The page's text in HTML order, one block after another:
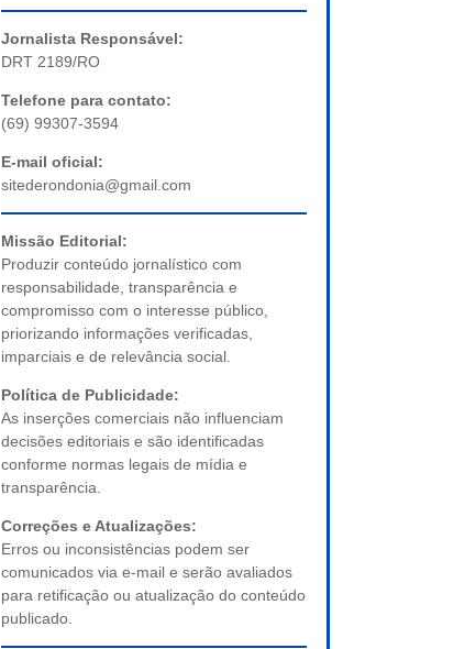
Jornalista Responsável:
DRT 2189/RO
Telefone para contato:
(69) 99307-3594
E-mail oficial:
sitederondonia@gmail.com
Missão Editorial:
Produzir conteúdo jornalístico com
responsabilidade, transparência e
compromisso com o interesse público,
priorizando informações verificadas,
imparciais e de relevância social.
Política de Publicidade:
As inserções comerciais não influenciam
decisões editoriais e são identificadas
conforme normas legais de mídia e
transparência.
Correções e Atualizações:
Erros ou inconsistências podem ser
comunicados via e-mail e serão avaliados
para retificação ou atualização do conteúdo
publicado.